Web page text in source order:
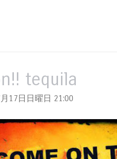
tequila
17日日曜日 21:00